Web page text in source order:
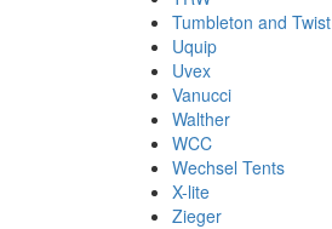
Tumbleton and Twist
Uquip
Uvex
Vanucci
Walther
WCC
Wechsel Tents
X-lite
Zieger